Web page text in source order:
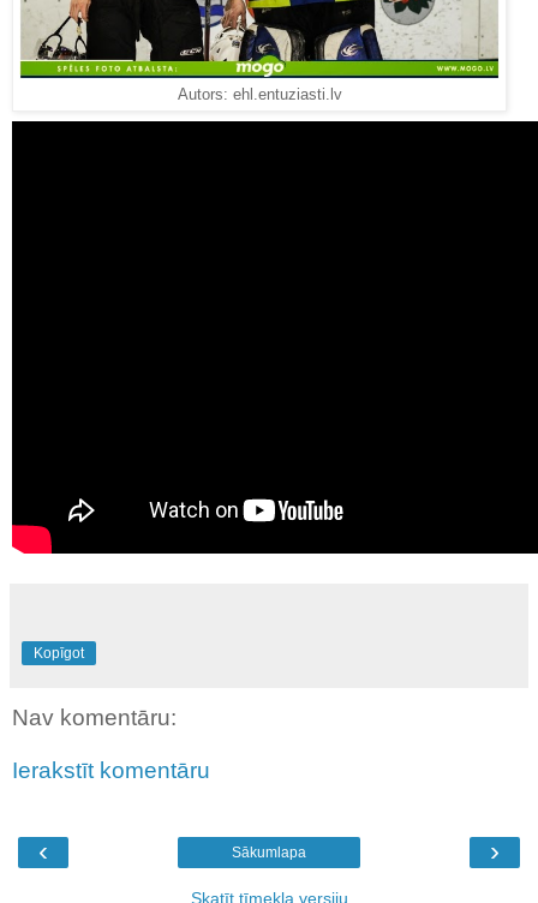
Autors: ehl.entuziasti.lv
Kopīgot
Nav komentāru:
Ierakstīt komentāru
‹ ›
Sākumlapa
Skatīt tīmekļa versiju